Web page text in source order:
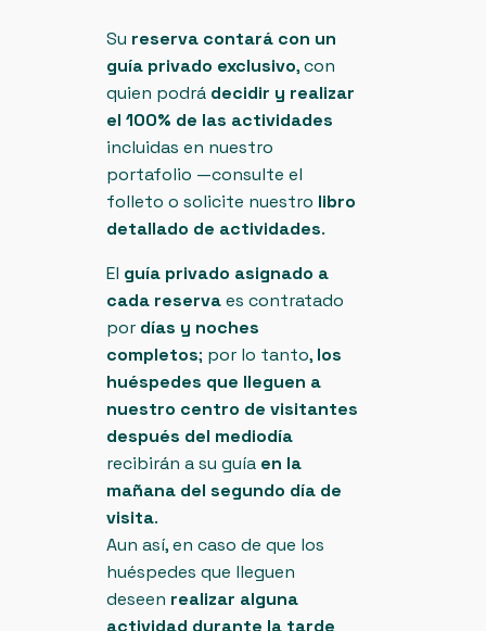
Su reserva contará con un
guía privado exclusivo, con
quien podrá decidir y realizar
el 100% de las actividades
incluidas en nuestro
portafolio —consulte el
folleto o solicite nuestro libro
detallado de actividades.
El guía privado asignado a
cada reservaes contratado
por días y noches
completos; por lo tanto, los
huéspedes que lleguen a
nuestro centro de visitantes
después del mediodía
recibirán a su guía en la
mañana del segundo día de
visita.
Aun así, en caso de que los
huéspedes que lleguen
deseen realizar alguna
actividad durante la tarde